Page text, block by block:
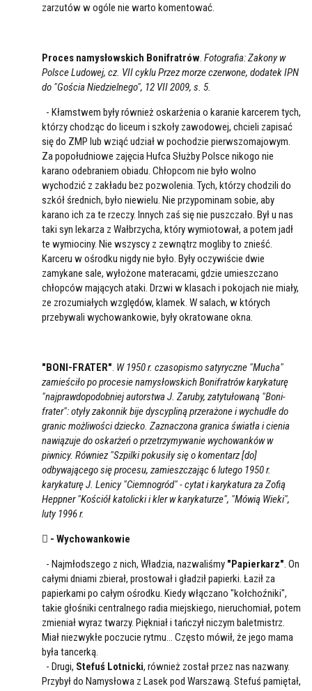
zarzutów w ogóle nie warto komentować.
Proces namysłowskich Bonifratrów Fotografia: Zakony w
Polsce Ludowej, cz. VII cyklu Przez morze czerwone, dodatek IPN
do "Gościa Niedzielnego", 12 VII 2009, s. 5.
- Kłamstwem były również oskarżenia o karanie karcerem tych,
którzy chodząc do liceum i szkoły zawodowej, chcieli zapisać
się do ZMP lub wziąć udział w pochodzie pierwszomajowym.
Za popołudniowe zajęcia Hufca Służby Polsce nikogo nie
karano odebraniem obiadu. Chłopcom nie było wolno
wychodzić z zakładu bez pozwolenia. Tych, którzy chodzili do
szkół średnich, było niewielu. Nie przypominam sobie, aby
karano ich za te rzeczy. Innych zaś się nie puszczało. Był u nas
taki syn lekarza z Wałbrzycha, który wymiotował, a potem jadł
te wymiociny. Nie wszyscy z zewnątrz mogliby to znieść.
Karceru w ośrodku nigdy nie było. Były oczywiście dwie
zamykane sale, wyłożone materacami, gdzie umieszczano
chłopców mających ataki. Drzwi w klasach i pokojach nie miały,
ze zrozumiałych względów, klamek. W salach, w których
przebywali wychowankowie, były okratowane okna.
"BONI-FRATER" W 1950 r. czasopismo satyryczne "Mucha"
zamieściło po procesie namysłowskich Bonifratrów karykaturę
"najprawdopodobniej autorstwa J. Zaruby, zatytułowaną "Boni-
frater": otyły zakonnik bije dyscypliną przerażone i wychudłe do
granic możliwości dziecko. Zaznaczona granica światła i cienia
nawiązuje do oskarżeń o przetrzymywanie wychowanków w
piwnicy. Równiez "Szpilki pokusiły się o komentarz [do]
odbywającego się procesu, zamieszczając 6 lutego 1950 r.
karykaturę J. Lenicy "Ciemnogród" - cytat i karykatura za Zofią
Heppner "Kościół katolicki i kler w karykaturze", "Mówią Wieki",
luty 1996 r.
 - Wychowankowie
- Najmłodszego z nich, Władzia, nazwaliśmy "Papierkarz" . On
całymi dniami zbierał, prostował i gładził papierki. Łaził za
papierkami po całym ośrodku. Kiedy włączano "kołchoźniki",
takie głośniki centralnego radia miejskiego, nieruchomiał, potem
zmieniał wyraz twarzy. Piękniał i tańczył niczym baletmistrz.
Miał niezwykłe poczucie rytmu... Często mówił, że jego mama
była tancerką.
- Drugi, Stefuś Lotnicki, również został przez nas nazwany.
Przybył do Namysłowa z Lasek pod Warszawą. Stefuś pamiętał,